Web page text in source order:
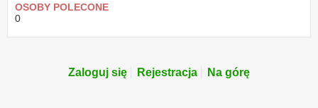
OSOBY POLECONE
0
Zaloguj się Rejestracja Na górę